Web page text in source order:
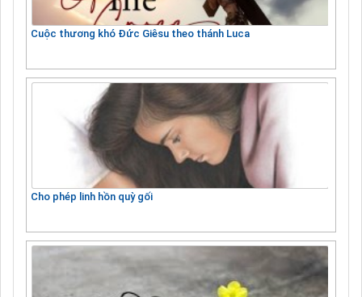
Cuộc thương khó Đức Giêsu theo thánh Luca
Cho phép linh hồn quỳ gối